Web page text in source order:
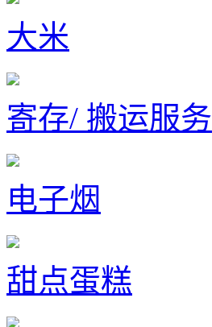
大米
寄存/ 搬运服务
电子烟
甜点蛋糕